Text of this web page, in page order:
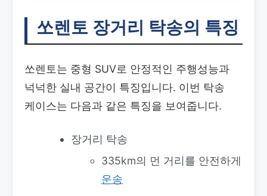
쏘렌토 장거리 탁송의 특징
쏘렌토는 중형 SUV로 안정적인 주행성능과
넉넉한 실내 공간이 특징입니다. 이번 탁송
케이스는 다음과 같은 특징을 보여줍니다.
장거리 탁송
335km의 먼 거리를 안전하게
운송